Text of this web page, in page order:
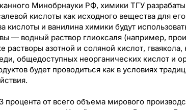
Минобрнауки РФ, химики ТГУ
кислоты как исходного вещества для
кислоты и ванилина химики будут
— водный раствор глиоксаля (например,
азотной и соляной кислот, гваякола,
общедоступных неорганических кислот и
будет проводиться как в условиях
от всего объема мирового